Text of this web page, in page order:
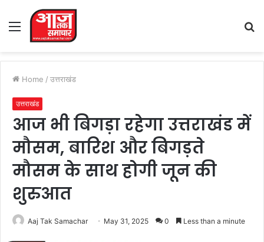
Menu
Home / उत्तराखंड
उत्तराखंड
आज भी बिगड़ा रहेगा उत्तराखंड में
मौसम, बारिश और बिगड़ते
मौसम के साथ होगी जून की
शुरुआत
Aaj Tak Samachar May 31, 2025 0 Less than a minute